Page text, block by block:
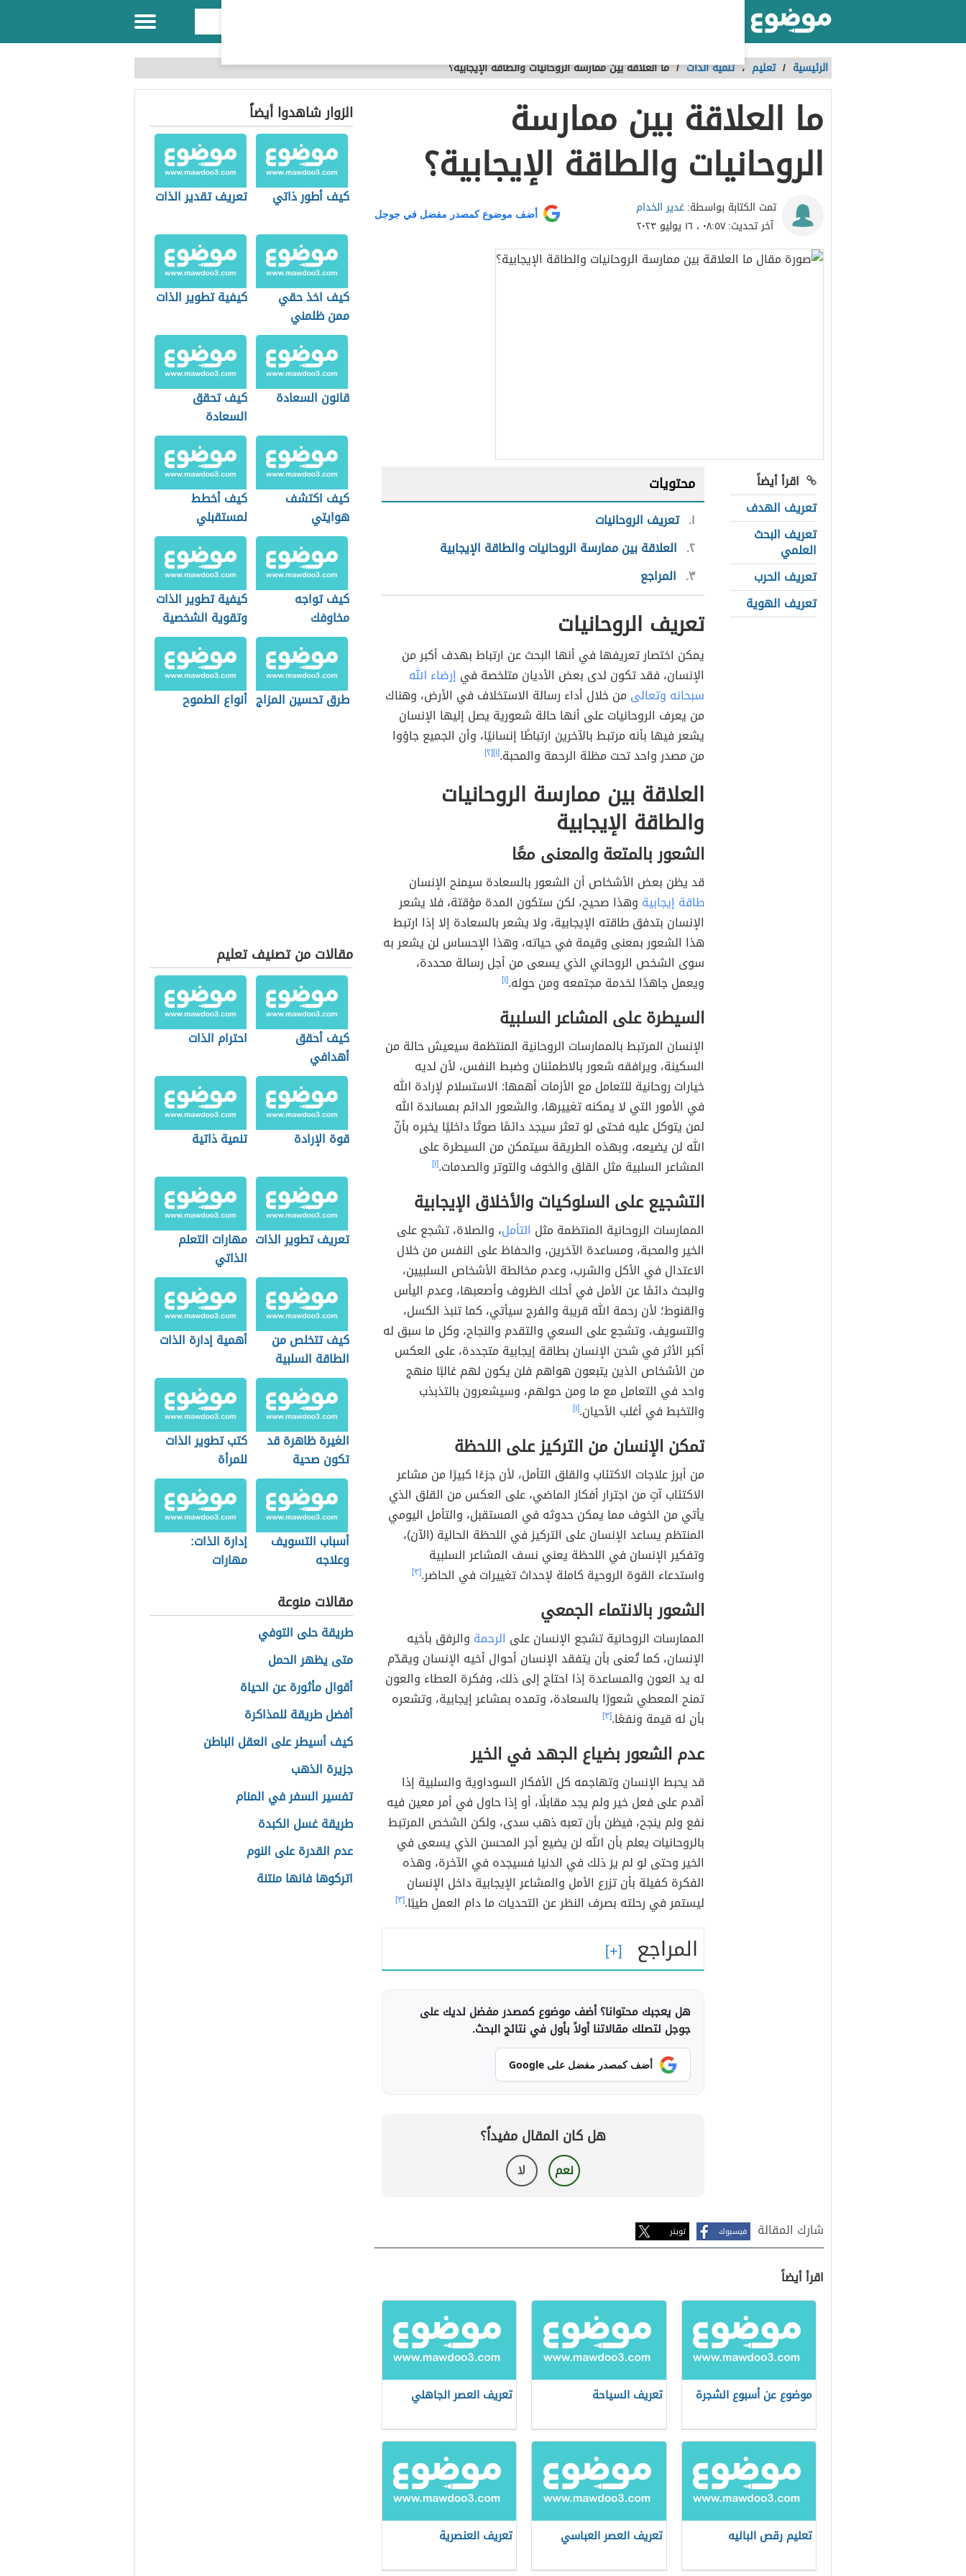
الرئيسية / تعليم ،تنمية الذات /ما العلاقة بين ممارسة الروحانيات والطاقة الإيجابية؟
ما العلاقة بين ممارسة
الروحانيات والطاقة الإيجابية؟
تمت الكتابة بواسطة:غدير الخدام
آخر تحديث:٠٨:٥٧ ، ١٦ يوليو ٢٠٢٣
أضف موضوع كمصدر مفضل في جوجل
اقرأ أيضاً
تعريف الهدف
تعريف البحث
العلمي
تعريف الحرب
تعريف الهوية
محتويات
١ تعريف الروحانيات
٢ العلاقة بين ممارسة الروحانيات والطاقة الإيجابية
٣ المراجع
تعريف الروحانيات
يمكن اختصار تعريفها في أنها البحث عن ارتباط بهدف أكبر من
الإنسان، فقد تكون لدى بعض الأديان متلخصة في إرضاء الله
سبحانه وتعالى من خلال أداء رسالة الاستخلاف في الأرض، وهناك
من يعرف الروحانيات على أنها حالة شعورية يصل إليها الإنسان
يشعر فيها بأنه مرتبط بالآخرين ارتباطًا إنسانيًا، وأن الجميع جاؤوا
من مصدر واحد تحت مظلة الرحمة والمحبة.[١] [٢]
العلاقة بين ممارسة الروحانيات
والطاقة الإيجابية
الشعور بالمتعة والمعنى معًا
قد يظن بعض الأشخاص أن الشعور بالسعادة سيمنح الإنسان
طاقة إيجابية وهذا صحيح، لكن ستكون المدة مؤقتة، فلا يشعر
الإنسان بتدفق طاقته الإيجابية، ولا يشعر بالسعادة إلا إذا ارتبط
هذا الشعور بمعنى وقيمة في حياته، وهذا الإحساس لن يشعر به
سوى الشخص الروحاني الذي يسعى من أجل رسالة محددة،
ويعمل جاهدًا لخدمة مجتمعه ومن حوله.[١]
السيطرة على المشاعر السلبية
الإنسان المرتبط بالممارسات الروحانية المنتظمة سيعيش حالة من
السكينة، ويرافقه شعور بالاطمئنان وضبط النفس، لأن لديه
خيارات روحانية للتعامل مع الأزمات أهمها: الاستسلام لإرادة الله
في الأمور التي لا يمكنه تغييرها، والشعور الدائم بمساندة الله
لمن يتوكل عليه فحتى لو تعثر سيجد دائمًا صوتًا داخليًا يخبره بأنّ
الله لن يضيعه، وبهذه الطريقة سيتمكن من السيطرة على
المشاعر السلبية مثل القلق والخوف والتوتر والصدمات.[١]
التشجيع على السلوكيات والأخلاق الإيجابية
الممارسات الروحانية المنتظمة مثل التأمل، والصلاة، تشجع على
الخير والمحبة، ومساعدة الآخرين، والحفاظ على النفس من خلال
الاعتدال في الأكل والشرب، وعدم مخالطة الأشخاص السلبيين،
والبحث دائمًا عن الأمل في أحلك الظروف وأصعبها، وعدم اليأس
والقنوط؛ لأن رحمة الله قريبة والفرج سيأتي، كما تنبذ الكسل،
والتسويف، وتشجع على السعي والتقدم والنجاح، وكل ما سبق له
أكبر الأثر في شحن الإنسان بطاقة إيجابية متجددة، على العكس
من الأشخاص الذين يتبعون هواهم فلن يكون لهم غالبًا منهج
واحد في التعامل مع ما ومن حولهم، وسيشعرون بالتذبذب
والتخبط في أغلب الأحيان.[١]
تمكن الإنسان من التركيز على اللحظة
من أبرز علاجات الاكتئاب والقلق التأمل، لأن جزءًا كبيرًا من مشاعر
الاكتئاب آتٍ من اجترار أفكار الماضي، على العكس من القلق الذي
يأتي من الخوف مما يمكن حدوثه في المستقبل، والتأمل اليومي
المنتظم يساعد الإنسان على التركيز في اللحظة الحالية (الآن)،
وتفكير الإنسان في اللحظة يعني نسف المشاعر السلبية
واستدعاء القوة الروحية كاملة لإحداث تغييرات في الحاضر.[٣]
الشعور بالانتماء الجمعي
الممارسات الروحانية تشجع الإنسان على الرحمة والرفق بأخيه
الإنسان، كما تُعنى بأن يتفقد الإنسان أحوال أخيه الإنسان ويقدّم
له يد العون والمساعدة إذا احتاج إلى ذلك، وفكرة العطاء والعون
تمنح المعطي شعورًا بالسعادة، وتمده بمشاعر إيجابية، وتشعره
بأن له قيمة ونفعًا.[٣]
عدم الشعور بضياع الجهد في الخير
قد يحبط الإنسان وتهاجمه كل الأفكار السوداوية والسلبية إذا
أقدم على فعل خير ولم يجد مقابلًا، أو إذا حاول في أمر معين فيه
نفع ولم ينجح، فيظن بأن تعبه ذهب سدى، ولكن الشخص المرتبط
بالروحانيات يعلم بأن الله لن يضيع أجر المحسن الذي يسعى في
الخير وحتى لو لم يرَ ذلك في الدنيا فسيجده في الآخرة، وهذه
الفكرة كفيلة بأن تزرع الأمل والمشاعر الإيجابية داخل الإنسان
ليستمر في رحلته بصرف النظر عن التحديات ما دام العمل طيبًا.[٣]
المراجع
هل يعجبك محتوانا؟ أضف موضوع كمصدر مفضل لديك على
جوجل لتصلك مقالاتنا أولاً بأول في نتائج البحث.
أضف كمصدر مفضل على Google
هل كان المقال مفيداً؟
نعم لا
شارك المقالة فيسبوك تويتر
اقرأ أيضاً
موضوع عن أسبوع الشجرة تعريف السياحة تعريف العصر الجاهلي
تعليم رقص الباليه تعريف العصر العباسي تعريف العنصرية
الزوار شاهدوا أيضاً
كيف أطور ذاتي تعريف تقدير الذات
كيف اخذ حقي
ممن ظلمني
كيفية تطوير الذات
قانون السعادة
كيف تحقق
السعادة
كيف اكتشف
هوايتي
كيف أخطط
لمستقبلي
كيف تواجه
مخاوفك
كيفية تطوير الذات
وتقوية الشخصية
طرق تحسين المزاج أنواع الطموح
مقالات من تصنيف تعليم
كيف أحقق
أهدافي
احترام الذات
قوة الإرادة تنمية ذاتية
تعريف تطوير الذات مهارات التعلم
الذاتي
كيف تتخلص من
الطاقة السلبية
أهمية إدارة الذات
الغيرة ظاهرة قد
تكون صحية
كتب تطوير الذات
للمرأة
أسباب التسويف
وعلاجه
إدارة الذات:
مهارات
مقالات منوعة
طريقة حلى التوفي
متى يظهر الحمل
أقوال مأثورة عن الحياة
أفضل طريقة للمذاكرة
كيف أسيطر على العقل الباطن
جزيرة الذهب
تفسير السفر في المنام
طريقة غسل الكبدة
عدم القدرة على النوم
اتركوها فانها منتنة